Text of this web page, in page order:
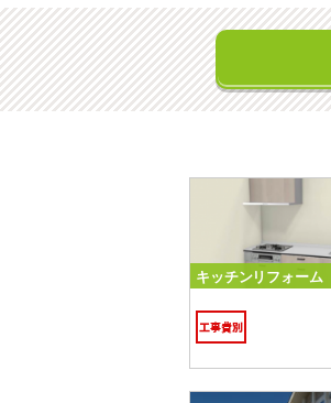
キッチンリフォーム
工事費別